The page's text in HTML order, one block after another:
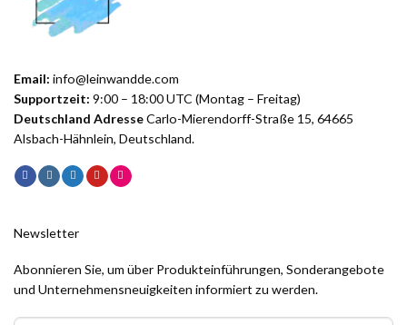
Email: info@leinwandde.com
Supportzeit: 9:00 – 18:00 UTC (Montag – Freitag)
Deutschland AdresseCarlo-Mierendorff-Straße 15, 64665
Alsbach-Hähnlein, Deutschland.
Newsletter
Abonnieren Sie, um über Produkteinführungen, Sonderangebote
und Unternehmensneuigkeiten informiert zu werden.